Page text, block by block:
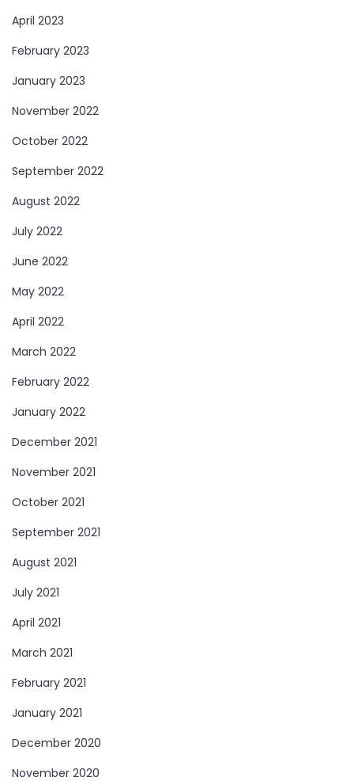
April 2023
February 2023
January 2023
November 2022
October 2022
September 2022
August 2022
July 2022
June 2022
May 2022
April 2022
March 2022
February 2022
January 2022
December 2021
November 2021
October 2021
September 2021
August 2021
July 2021
April 2021
March 2021
February 2021
January 2021
December 2020
November 2020